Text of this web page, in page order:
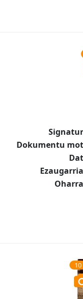
Dokumentu
10